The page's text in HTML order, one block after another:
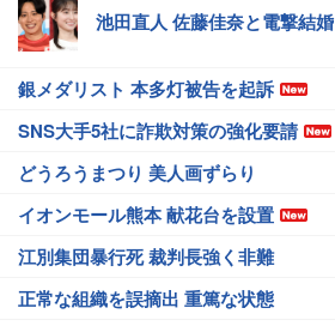
池田直人 佐藤佳奈と電撃結婚
銀メダリスト 本多灯被告を起訴
SNS大手5社に詐欺対策の強化要請
どうろうまつり 美人画ずらり
イオンモール熊本 献花台を設置
江別集団暴行死 裁判長強く非難
正常な組織を誤摘出 重篤な状態